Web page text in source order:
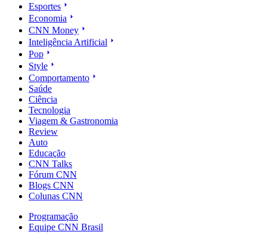
Esportes
Economia
CNN Money
Inteligência Artificial
Pop
Style
Comportamento
Saúde
Ciência
Tecnologia
Viagem & Gastronomia
Review
Auto
Educação
CNN Talks
Fórum CNN
Blogs CNN
Colunas CNN
Programação
Equipe CNN Brasil